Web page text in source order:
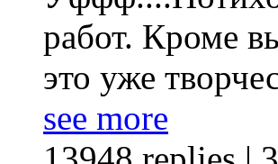
работ. Кроме
это уже
see more